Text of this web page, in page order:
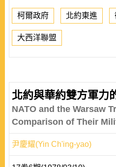
柯爾政府 北約東進
大西洋聯盟
北約與華約雙方軍力
NATO and the Warsaw
Comparison of Their
尹慶耀(Yin Ch'ing-yao)